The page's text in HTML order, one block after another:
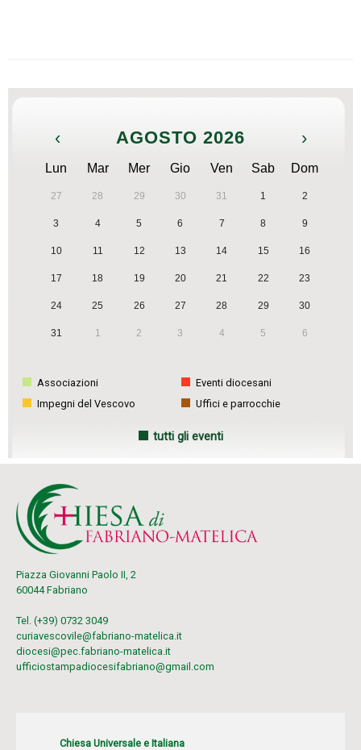
‹ AGOSTO 2026 ›
Lun Mar Mer Gio Ven Sab Dom
27 28 29 30 31 1 2
3 4 5 6 7 8 9
10 11 12 13 14 15 16
17 18 19 20 21 22 23
24 25 26 27 28 29 30
31 1 2 3 4 5 6
Associazioni
Eventi diocesani
Impegni del Vescovo
Uffici e parrocchie
tutti gli eventi
Piazza Giovanni Paolo II, 2
60044 Fabriano
Tel. (+39) 0732 3049
curiavescovile@fabriano-matelica.it
diocesi@pec.fabriano-matelica.it
ufficiostampadiocesifabriano@gmail.com
Chiesa Universale e Italiana